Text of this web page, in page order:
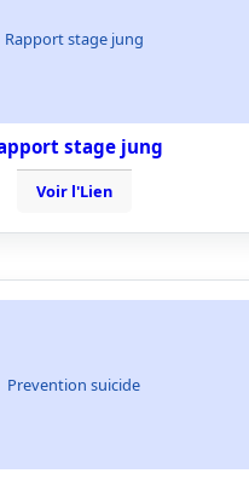
Rapport stage jung
stage jung
Voir l'Lien
Prevention suicide